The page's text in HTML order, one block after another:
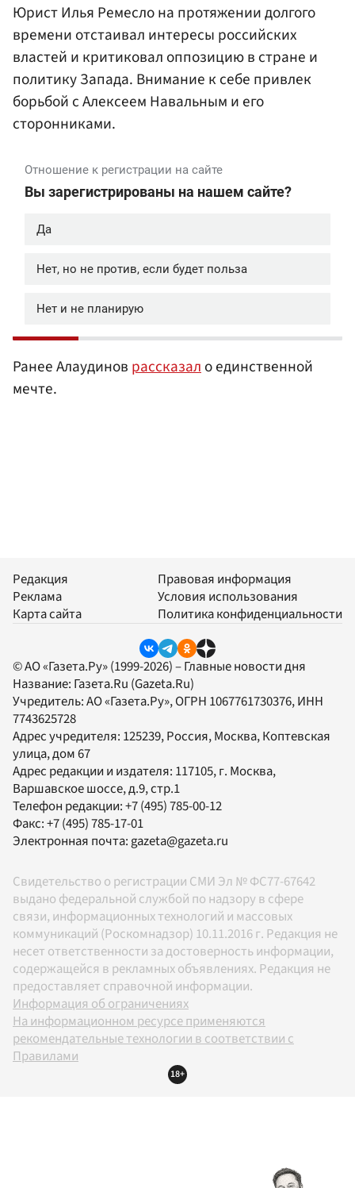
Юрист Илья Ремесло на протяжении долгого
времени отстаивал интересы российских
властей и критиковал оппозицию в стране и
политику Запада. Внимание к себе привлек
борьбой с Алексеем Навальным и его
сторонниками.
Ранее Алаудинов рассказало единственной
мечте.
Редакция
Реклама
Карта сайта
Правовая информация
Условия использования
Политика конфиденциальности
© АО «Газета.Ру» (1999-2026) – Главные новости дня
Название: Газета.Ru (Gazeta.Ru)
Учредитель:АО «Газета.Ру», ОГРН 1067761730376, ИНН
7743625728
Адрес учредителя: 125239, Россия, Москва, Коптевская
улица, дом 67
Адрес редакции и издателя: 117105, г. Москва,
Варшавское шоссе, д.9, стр.1
Телефон редакции:+7 (495) 785-00-12
Факс:+7 (495) 785-17-01
Электронная почта: gazeta@gazeta.ru
Свидетельство о регистрации СМИ Эл № ФС77-67642
выдано федеральной службой по надзору в сфере
связи, информационных технологий и массовых
коммуникаций (Роскомнадзор) 10.11.2016 г. Редакция не
несет ответственности за достоверность информации,
содержащейся в рекламных объявлениях. Редакция не
предоставляет справочной информации.
Информация об ограничениях
На информационном ресурсе применяются
рекомендательные технологии в соответствии с
Правилами
18+